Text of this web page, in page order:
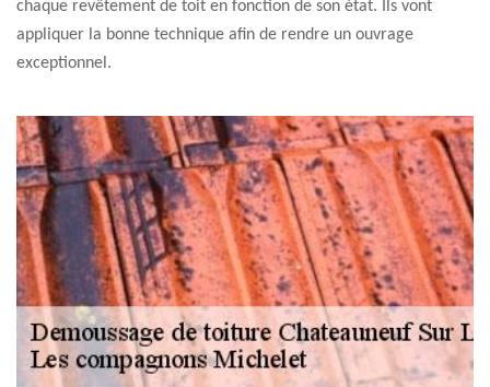
chaque revêtement de toit en fonction de son état. Ils vont
appliquer la bonne technique afin de rendre un ouvrage
exceptionnel.